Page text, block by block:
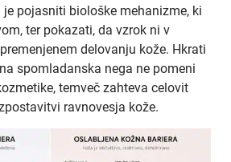
pojasniti biološke mehanizme, ki
ter pokazati, da vzrok ni v
delovanju kože. Hkrati
spomladanska nega ne pomeni
temveč zahteva celovit
ravnovesja kože.